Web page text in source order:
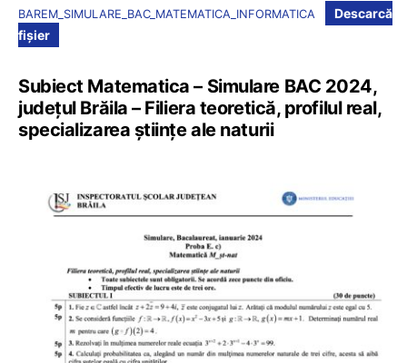
BAREM_SIMULARE_BAC_MATEMATICA_INFORMATICA
Descarcă
fișier
Subiect Matematica – Simulare BAC 2024,
județul Brăila – Filiera teoretică, profilul real,
specializarea științe ale naturii